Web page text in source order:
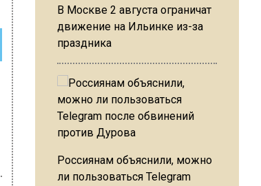
В Москве 2 августа ограничат
движение на Ильинке из-за
праздника
Россиянам объяснили, можно
ли пользоваться Telegram